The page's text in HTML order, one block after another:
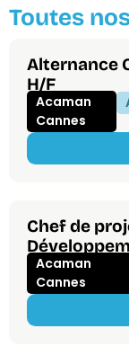
Toutes
Alternance
H/F
Acaman
Cannes
Chef de
Acaman
Cannes